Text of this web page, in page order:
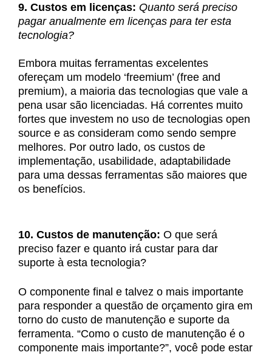
9. Custos em licenças: Quanto será preciso
pagar anualmente em licenças para ter esta
tecnologia?
Embora muitas ferramentas excelentes
ofereçam um modelo ‘freemium’ (free and
premium), a maioria das tecnologias que vale a
pena usar são licenciadas. Há correntes muito
fortes que investem no uso de tecnologias open
source e as consideram como sendo sempre
melhores. Por outro lado, os custos de
implementação, usabilidade, adaptabilidade
para uma dessas ferramentas são maiores que
os benefícios.
10. Custos de manutenção: O que será
preciso fazer e quanto irá custar para dar
suporte à esta tecnologia?
O componente final e talvez o mais importante
para responder a questão de orçamento gira em
torno do custo de manutenção e suporte da
ferramenta. “Como o custo de manutenção é o
componente mais importante?”, você pode estar